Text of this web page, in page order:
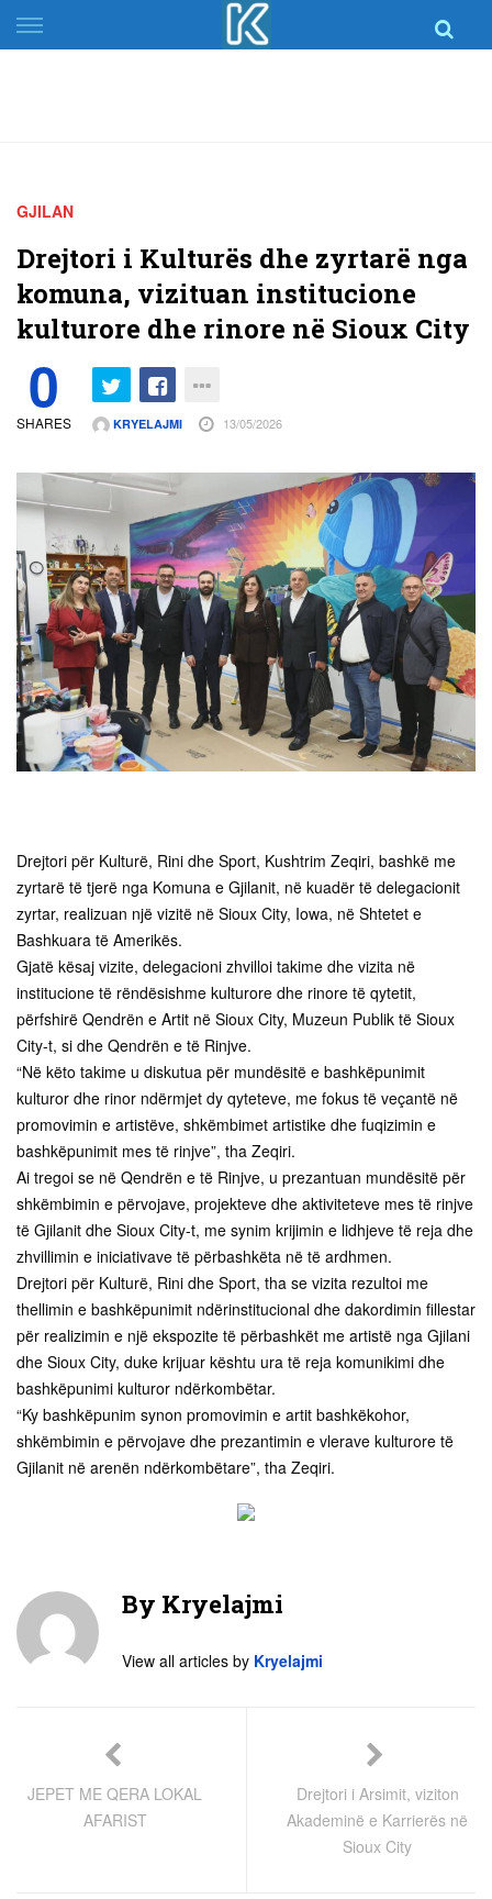
Skip
to
GJILAN
Drejtori i Kulturës dhe zyrtarë nga
komuna, vizituan institucione
kulturore dhe rinore në Sioux City
0
SHARES KRYELAJMI 13/05/2026
Drejtori për Kulturë, Rini dhe Sport, Kushtrim Zeqiri, bashkë me
zyrtarë të tjerë nga Komuna e Gjilanit, në kuadër të delegacionit
zyrtar, realizuan një vizitë në Sioux City, Iowa, në Shtetet e
Bashkuara të Amerikës.
Gjatë kësaj vizite, delegacioni zhvilloi takime dhe vizita në
institucione të rëndësishme kulturore dhe rinore të qytetit,
përfshirë Qendrën e Artit në Sioux City, Muzeun Publik të Sioux
City-t, si dhe Qendrën e të Rinjve.
“Në këto takime u diskutua për mundësitë e bashkëpunimit
kulturor dhe rinor ndërmjet dy qyteteve, me fokus të veçantë në
promovimin e artistëve, shkëmbimet artistike dhe fuqizimin e
bashkëpunimit mes të rinjve”, tha Zeqiri.
Ai tregoi se në Qendrën e të Rinjve, u prezantuan mundësitë për
shkëmbimin e përvojave, projekteve dhe aktiviteteve mes të rinjve
të Gjilanit dhe Sioux City-t, me synim krijimin e lidhjeve të reja dhe
zhvillimin e iniciativave të përbashkëta në të ardhmen.
Drejtori për Kulturë, Rini dhe Sport, tha se vizita rezultoi me
thellimin e bashkëpunimit ndërinstitucional dhe dakordimin fillestar
për realizimin e një ekspozite të përbashkët me artistë nga Gjilani
dhe Sioux City, duke krijuar kështu ura të reja komunikimi dhe
bashkëpunimi kulturor ndërkombëtar.
“Ky bashkëpunim synon promovimin e artit bashkëkohor,
shkëmbimin e përvojave dhe prezantimin e vlerave kulturore të
Gjilanit në arenën ndërkombëtare”, tha Zeqiri.
By Kryelajmi
View all articles by Kryelajmi
JEPET ME QERA LOKAL
AFARIST
Drejtori i Arsimit, viziton
Akademinë e Karrierës në
Sioux City